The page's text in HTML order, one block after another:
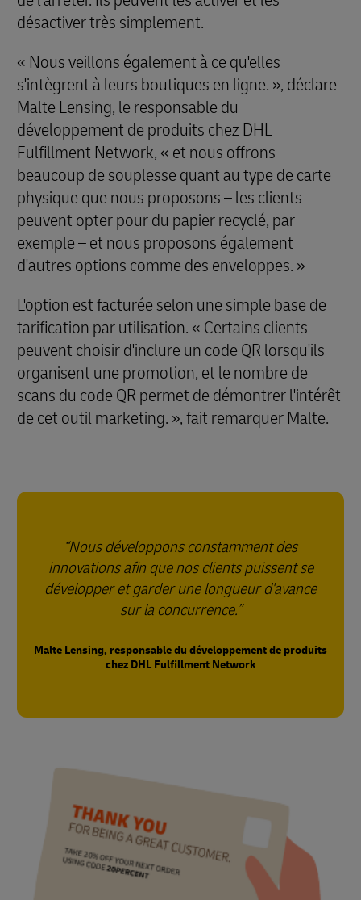
désactiver très simplement.
« Nous veillons également à ce qu'elles
s'intègrent à leurs boutiques en ligne. », déclare
Malte Lensing, le responsable du
développement de produits chez DHL
Fulfillment Network, « et nous offrons
beaucoup de souplesse quant au type de carte
physique que nous proposons – les clients
peuvent opter pour du papier recyclé, par
exemple – et nous proposons également
d'autres options comme des enveloppes. »
L'option est facturée selon une simple base de
tarification par utilisation. « Certains clients
peuvent choisir d'inclure un code QR lorsqu'ils
organisent une promotion, et le nombre de
scans du code QR permet de démontrer l'intérêt
de cet outil marketing. », fait remarquer Malte.
Nous développons constamment des
innovations afin que nos clients puissent se
développer et garder une longueur d'avance
sur la concurrence.
Malte Lensing, responsable du développement de produits
chez DHL Fulfillment Network